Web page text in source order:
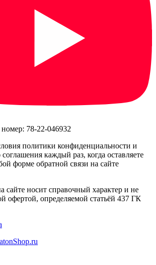
78-22-046932
политики конфиденциальности и
соглашения каждый раз, когда оставляете
форме обратной связи на сайте
сайте носит справочный характер и не
офертой, определяемой статьёй 437 ГК